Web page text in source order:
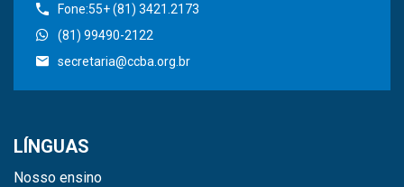
Fone:55+ (81) 3421.2173
(81) 99490-2122
secretaria@ccba.org.br
LÍNGUAS
Nosso ensino